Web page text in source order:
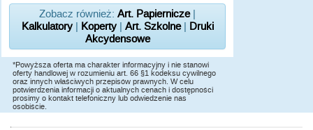
Zobacz również: Art. Papiernicze|
Kalkulatory| Koperty| Art. Szkolne| Druki
Akcydensowe
*Powyższa oferta ma charakter informacyjny i nie stanowi
oferty handlowej w rozumieniu art. 66 §1 kodeksu cywilnego
oraz innych właściwych przepisów prawnych. W celu
potwierdzenia informacji o aktualnych cenach i dostępności
prosimy o kontakt telefoniczny lub odwiedzenie nas
osobiście.